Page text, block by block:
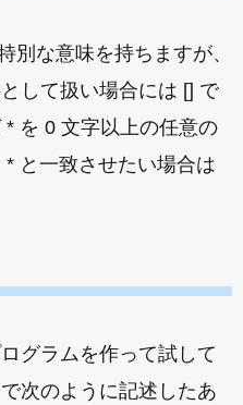
別な意味を持ちますが、
して扱い場合には [] で
を 0 文字以上の任意の
と一致させたい場合は
グラムを作って試して
次のように記述したあ